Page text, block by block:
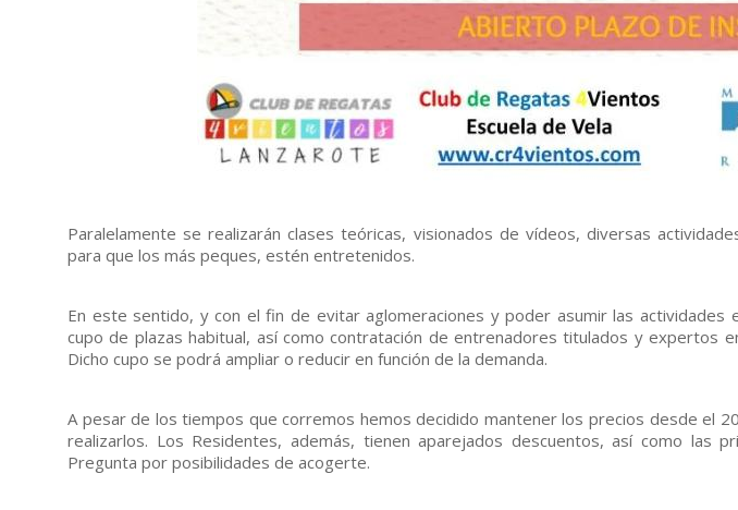
Paralelamente se realizarán clases teóricas, visionados de vídeos, diversas
para que los más peques, estén entretenidos.
En este sentido, y con el fin de evitar aglomeraciones y poder asumir las actividades
cupo de plazas habitual, así como contratación de entrenadores titulados y expertos
Dicho cupo se podrá ampliar o reducir en función de la demanda.
A pesar de los tiempos que corremos hemos decidido mantener los precios desde el
realizarlos. Los Residentes, además, tienen aparejados descuentos, así como las
Pregunta por posibilidades de acogerte.